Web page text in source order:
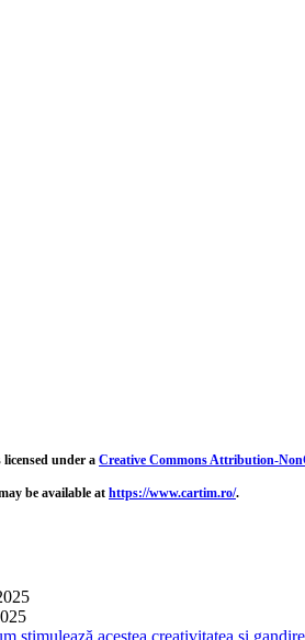
licensed under a Creative Commons Attribution-
be available at https://www.cartim.ro/.